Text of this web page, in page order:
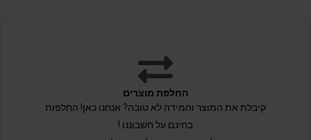
החלפת מוצרים
קיבלת את המוצר והמידה לא טובה? אנחנו כאן! החלפות
בחינם על חשבוננו !